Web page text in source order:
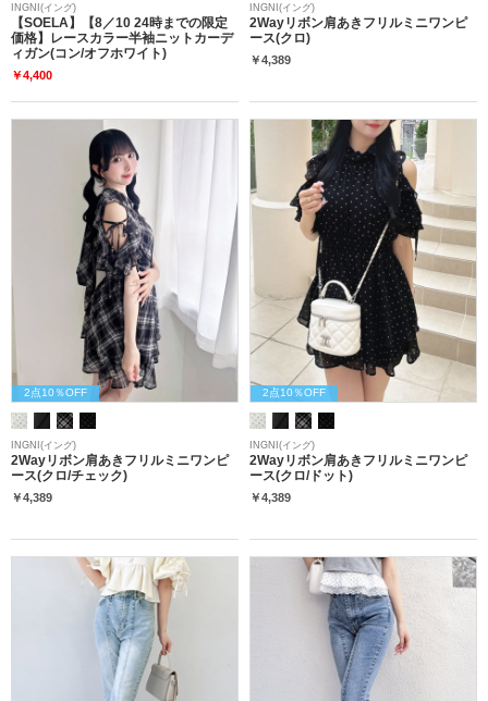
INGNI(イング)
【SOELA】【8／10 24時までの限定
価格】レースカラー半袖ニットカーデ
ィガン(コン/オフホワイト)
￥4,400
INGNI(イング)
2Wayリボン肩あきフリルミニワンピ
ース(クロ)
￥4,389
2点10％OFF
INGNI(イング)
2Wayリボン肩あきフリルミニワンピ
ース(クロ/チェック)
￥4,389
2点10％OFF
INGNI(イング)
2Wayリボン肩あきフリルミニワンピ
ース(クロ/ドット)
￥4,389